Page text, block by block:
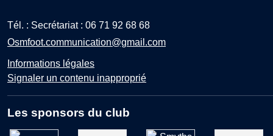
Tél. : Secrétariat : 06 71 92 68 68
Osmfoot.communication@gmail.com
Informations légales
Signaler un contenu inapproprié
Les sponsors du club